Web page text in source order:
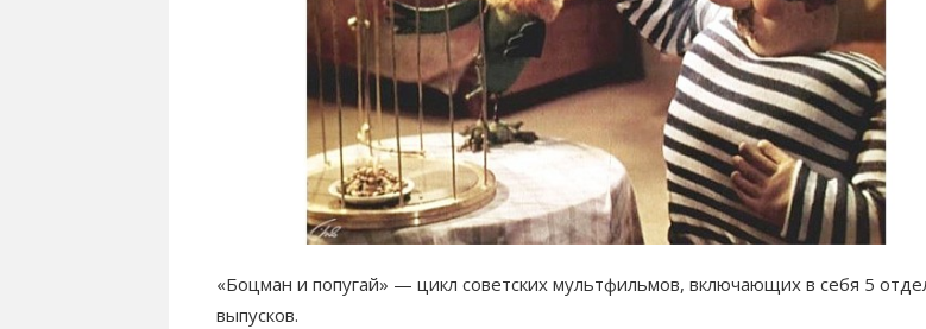
«Боцман и попугай» — цикл советских мультфильмов, включающих в себя 5
выпусков.